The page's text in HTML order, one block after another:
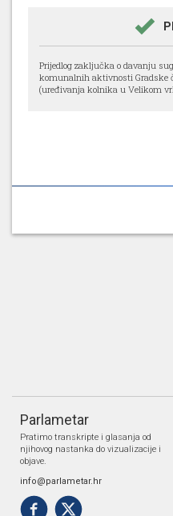
Prijedlog zaključka o davanju
komunalnih aktivnosti Gradske
(uređivanja kolnika u Velikom
Parlametar
Pratimo transkripte i glasanja od
njihovog nastanka do vizualizacije i
objave.
info@parlametar.hr